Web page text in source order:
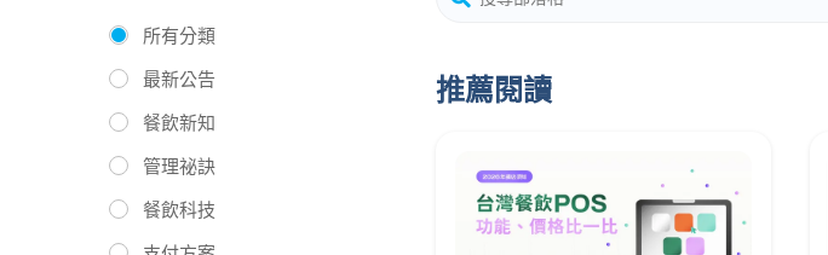
所有分類
最新公告
餐飲新知
管理祕訣
餐飲科技
推薦閱讀